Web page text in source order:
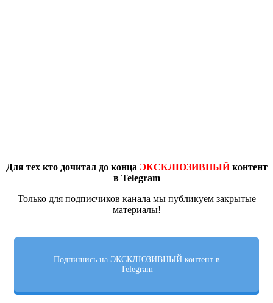
Для тех кто дочитал до конца ЭКСКЛЮЗИВНЫЙконтент
в Telegram
Только для подписчиков канала мы публикуем закрытые
материалы!
Подпишись на ЭКСКЛЮЗИВНЫЙ контент в
Telegram